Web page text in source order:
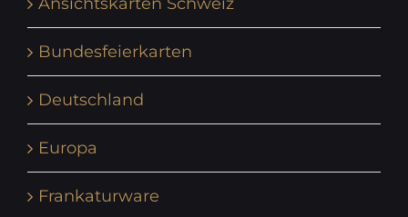
Bundesfeierkarten
Deutschland
Europa
Frankaturware